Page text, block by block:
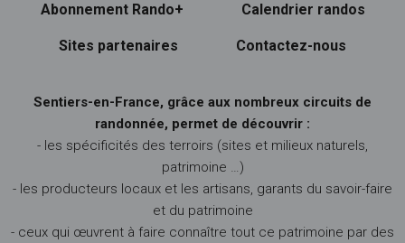
Abonnement Rando+ Calendrier randos
Sites partenaires Contactez-nous
Sentiers-en-France, grâce aux nombreux circuits de
randonnée, permet de découvrir :
- les spécificités des terroirs (sites et milieux naturels,
patrimoine …)
- les producteurs locaux et les artisans, garants du savoir-faire
et du patrimoine
- ceux qui œuvrent à faire connaître tout ce patrimoine par des